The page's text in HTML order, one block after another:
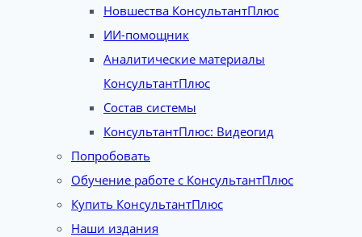
Новшества КонсультантПлюс
ИИ-помощник
Аналитические материалы
КонсультантПлюс
Состав системы
КонсультантПлюс: Видеогид
Попробовать
Обучение работе с КонсультантПлюс
Купить КонсультантПлюс
Наши издания